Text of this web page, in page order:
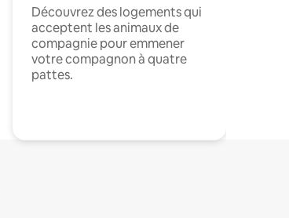
Découvrez des logements qui
acceptent les animaux de
compagnie pour emmener
votre compagnon à quatre
pattes.